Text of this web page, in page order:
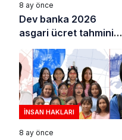
8 ay önce
Dev banka 2026
asgari ücret tahminini
açıkladı
İNSAN HAKLARI
8 ay önce